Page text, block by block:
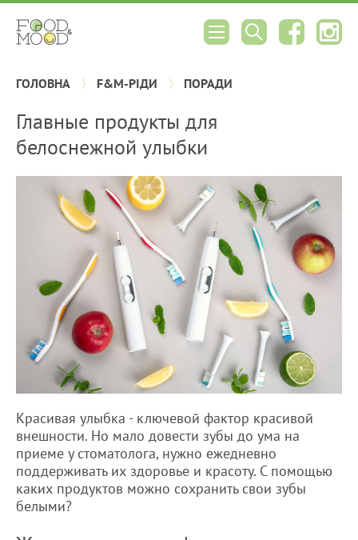
ГОЛОВНА F&M-РІДИ ПОРАДИ
Главные продукты для
белоснежной улыбки
Красивая улыбка - ключевой фактор красивой
внешности. Но мало довести зубы до ума на
приеме у стоматолога, нужно ежедневно
поддерживать их здоровье и красоту. С помощью
каких продуктов можно сохранить свои зубы
белыми?